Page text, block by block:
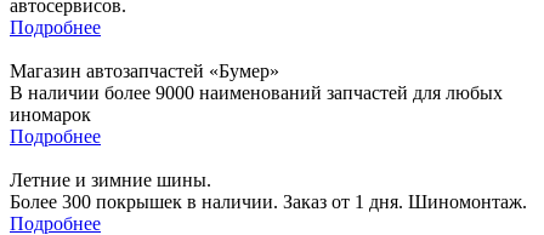
автосервисов.
Подробнее
Магазин автозапчастей «Бумер»
В наличии более 9000 наименований запчастей для любых
иномарок
Подробнее
Летние и зимние шины.
Более 300 покрышек в наличии. Заказ от 1 дня. Шиномонтаж.
Подробнее